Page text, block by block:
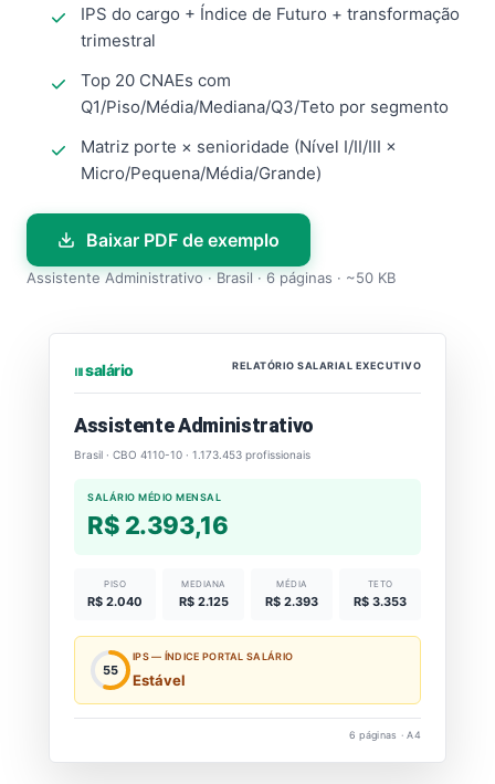
IPS do cargo + Índice de Futuro + transformação
trimestral
Top 20 CNAEs com
Q1/Piso/Média/Mediana/Q3/Teto por segmento
Matriz porte × senioridade (Nível I/II/III ×
Micro/Pequena/Média/Grande)
Baixar PDF de exemplo
Assistente Administrativo · Brasil · 6 páginas · ~50 KB
⏐⏐⏐ salário RELATÓRIO SALARIAL EXECUTIVO
Assistente Administrativo
Brasil · CBO 4110-10 · 1.173.453 profissionais
SALÁRIO MÉDIO MENSAL
R$ 2.393,16
PISO
R$ 2.040
MEDIANA
R$ 2.125
MÉDIA
R$ 2.393
TETO
R$ 3.353
55
IPS — ÍNDICE PORTAL SALÁRIO
Estável
6 páginas · A4